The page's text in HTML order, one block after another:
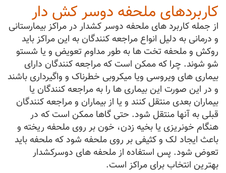
کاربردهای ملحفه دوسر کش دار
از جمله کاربرد های ملحفه دوسر کشدار در مراکز بیمارستانی
و درمانی به دلیل انواع مراجعه کنندگان به این مراکز باید
روکش و ملحفه تخت ها به طور مداوم تعویض و یا شستو
شو شوند. چرا که ممکن است که مراجعه کنندگان دارای
بیماری های ویروسی ویا میکروبی خطرناک و واگیرداری باشند
و در این صورت این بیماری ها را به مراجعه کنندگان یا
بیماران بعدی منتقل کنند و یا از بیماران و مراجعه کنندگان
قبلی به آنها منتقل شود. حتی گاها ممکن است که در
هنگام خونریزی یا بخیه زدن، خون بر روی ملحفه ریخته و
باعث ایجاد لک و کثیفی بر روی ملحفه شود که ملحفه باید
تعوض شود. پس استفاده از ملحفه های دوسرکشدار
بهترین انتخاب برای مراکز است.